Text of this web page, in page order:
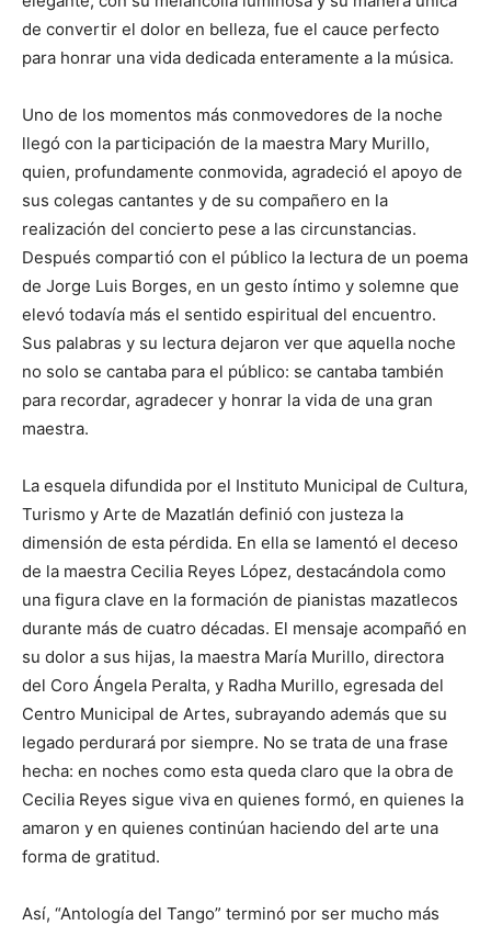
de convertir el dolor en belleza, fue el cauce perfecto
para honrar una vida dedicada enteramente a la música.
Uno de los momentos más conmovedores de la noche
llegó con la participación de la maestra Mary Murillo,
quien, profundamente conmovida, agradeció el apoyo de
sus colegas cantantes y de su compañero en la
realización del concierto pese a las circunstancias.
Después compartió con el público la lectura de un poema
de Jorge Luis Borges, en un gesto íntimo y solemne que
elevó todavía más el sentido espiritual del encuentro.
Sus palabras y su lectura dejaron ver que aquella noche
no solo se cantaba para el público: se cantaba también
para recordar, agradecer y honrar la vida de una gran
maestra.
La esquela difundida por el Instituto Municipal de Cultura,
Turismo y Arte de Mazatlán definió con justeza la
dimensión de esta pérdida. En ella se lamentó el deceso
de la maestra Cecilia Reyes López, destacándola como
una figura clave en la formación de pianistas mazatlecos
durante más de cuatro décadas. El mensaje acompañó en
su dolor a sus hijas, la maestra María Murillo, directora
del Coro Ángela Peralta, y Radha Murillo, egresada del
Centro Municipal de Artes, subrayando además que su
legado perdurará por siempre. No se trata de una frase
hecha: en noches como esta queda claro que la obra de
Cecilia Reyes sigue viva en quienes formó, en quienes la
amaron y en quienes continúan haciendo del arte una
forma de gratitud.
Así, “Antología del Tango” terminó por ser mucho más